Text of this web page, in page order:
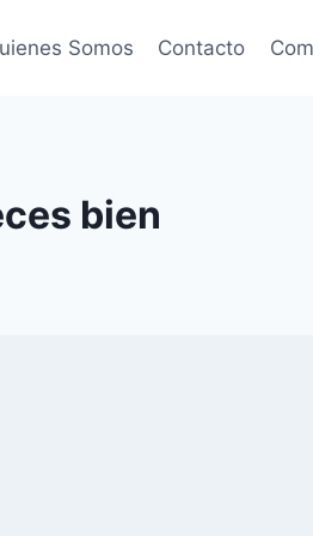
Somos Contacto
bien